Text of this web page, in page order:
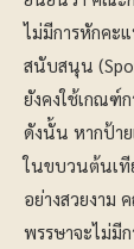
ไม่มีการหักคะ
สนับสนุน
ยังคงใช้เกณฑ์
ดังนั้น หากป้า
ในขบวนต้นเที
อย่างสวยงาม
พรรษาจะไม่มี